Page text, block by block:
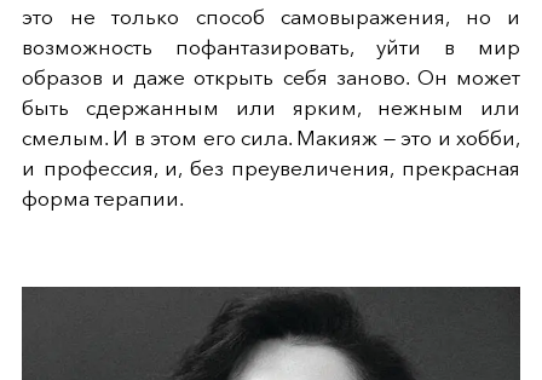
это не только способ самовыражения, но и
возможность пофантазировать, уйти в мир
образов и даже открыть себя заново. Он может
быть сдержанным или ярким, нежным или
смелым. И в этом его сила. Макияж — это и хобби,
и профессия, и, без преувеличения, прекрасная
форма терапии.